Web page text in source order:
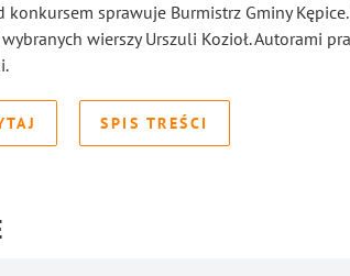
konkursem sprawuje Burmistrz Gminy
wierszy Urszuli Kozioł. Autorami
SPIS TREŚCI